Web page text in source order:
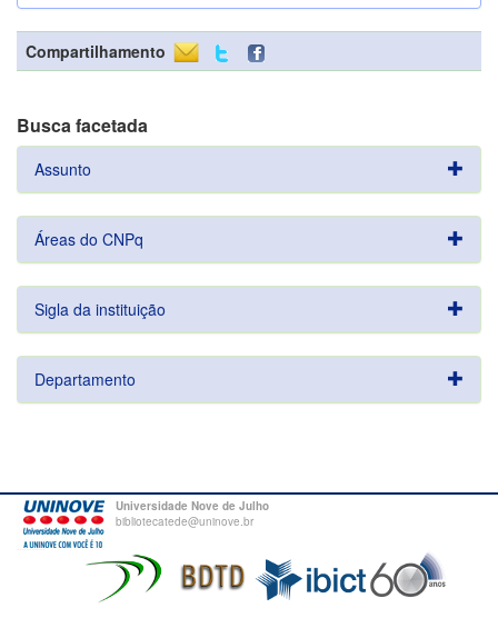
Compartilhamento
Busca facetada
Assunto
Áreas do CNPq
Sigla da instituição
Departamento
Universidade Nove de Julho
bibliotecatede@uninove.br